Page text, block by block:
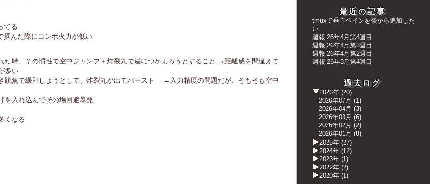
最近の記事
tmuxで垂直ペインを後から追加した
い
週報 26年4月第4週目
週報 26年4月第3週目
週報 26年4月第2週目
週報 26年3月第4週目
過去ログ
2026年 (20)
2026年07月 (1)
2026年04月 (3)
2026年03月 (6)
2026年02月 (2)
2026年01月 (8)
2025年 (27)
2024年 (12)
2023年 (1)
2022年 (2)
2020年 (1)
てる
掴んだ際にコンボ火力が低い
た時、その慣性で空中ジャンプ＋炸裂丸で崖につかまろうとすること →距離感を間違えて
多い
跳魚で緩和しようとして、炸裂丸が出てバースト →入力精度の問題だが、そもそも空中
を入れ込んでその場回避暴発
くなる